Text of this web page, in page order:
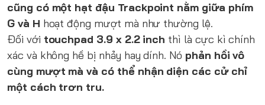
cũng có một hạt đậu Trackpoint nằm giữa phím
G và H hoạt động mượt mà như thường lệ.
Đối với touchpad 3.9 x 2.2 inch thì là cực kì chính
xác và không hề bị nhảy hay dính. Nó phản hồi vô
cùng mượt mà và có thể nhận diện các cử chỉ
một cách trơn tru.